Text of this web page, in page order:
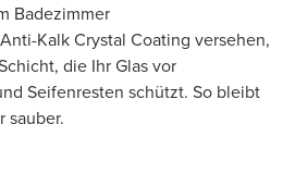
Badezimmer
Kalk Crystal Coating versehen,
die Ihr Glas vor
Seifenresten schützt. So bleibt
sauber.